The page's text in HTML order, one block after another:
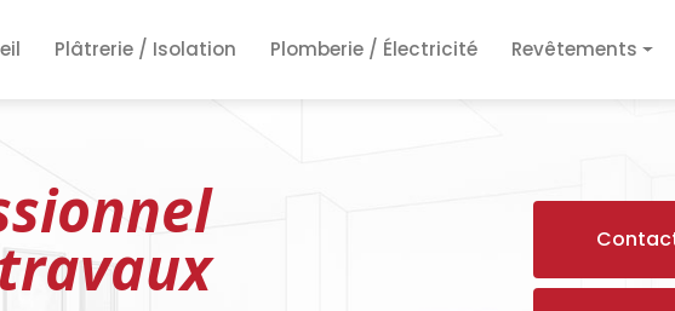
Plâtrerie / Isolation Plomberie / Électricité Revêtements